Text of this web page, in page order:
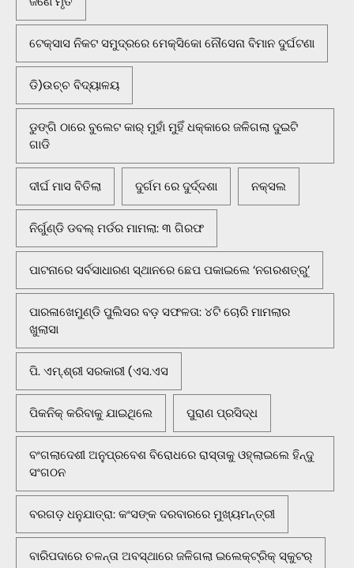
ଟେକ୍ସାସ ନିକଟ ସମୁଦ୍ରରେ ମେକ୍ସିକୋ ନୌସେନା ବିମାନ ଦୁର୍ଘଟଣା
ଡି)ଉଚ୍ଚ ବିଦ୍ୟାଳୟ
ଡୁଙ୍ଗି ଠାରେ ବୁଲେଟ କାର୍ ମୁହାଁ ମୁହିଁ ଧକ୍କାରେ ଜଳିଗଲା ଦୁଇଟି
ଗାଡି
ଦୀର୍ଘ ମାସ ବିତିଲା ଦୁର୍ଗମ ରେ ଦୁର୍ଦ୍ଦଶା ନକ୍ସଲ
ନିର୍ଗୁଣ୍ଡି ଡବଲ୍ ମର୍ଡର ମାମଲା: ୩ ଗିରଫ
ପାଟନାରେ ସର୍ବସାଧାରଣ ସ୍ଥାନରେ ଛେପ ପକାଇଲେ ‘ନଗରଶତ୍ରୁ’
ପାରଳାଖେମୁଣ୍ଡି ପୁଲିସର ବଡ଼ ସଫଳତା: ୪ଟି ଚୋରି ମାମଲାର
ଖୁଲାସା
ପି. ଏମ୍.ଶ୍ରୀ ସରକାରୀ (ଏସ.ଏସ
ପିକନିକ୍‌ କରିବାକୁ ଯାଇଥିଲେ ପୁରାଣ ପ୍ରସିଦ୍ଧ
ବଂଗଲାଦେଶୀ ଅନୁପ୍ରବେଶ ବିରୋଧରେ ରାସ୍ତାକୁ ଓହ୍ଲାଇଲେ ହିନ୍ଦୁ
ସଂଗଠନ
ବରଗଡ଼ ଧନୁଯାତ୍ରା: କଂସଙ୍କ ଦରବାରରେ ମୁଖ୍ୟମନ୍ତ୍ରୀ
ବାରିପଦାରେ ଚଳନ୍ତା ଅବସ୍ଥାରେ ଜଳିଗଲା ଇଲେକ୍ଟ୍ରିକ୍ ସ୍କୁଟର୍